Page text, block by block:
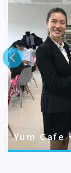
上一則
Yum Cafe